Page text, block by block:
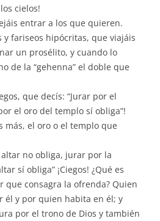
cielos!
entrar a los que quieren.
y fariseos hipócritas, que viajáis
un prosélito, y cuando lo
de la “gehenna” el doble que
que decís: “Jurar por el
el oro del templo sí obliga”!
más, el oro o el templo que
no obliga, jurar por la
sí obliga” ¡Ciegos! ¿Qué es
que consagra la ofrenda? Quien
él y por quien habita en él; y
por el trono de Dios y también